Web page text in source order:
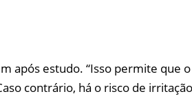
após estudo. “Isso permite que
contrário, há o risco de